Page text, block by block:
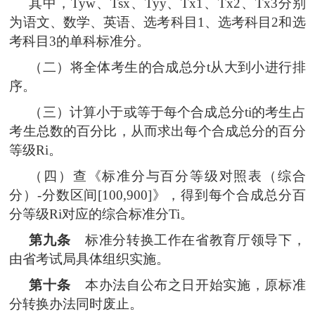
为语文、数学、英语、选考科目1、选考科目2和选
考科目3的单科标准分。
（二）将全体考生的合成总分t从大到小进行排
序。
（三）计算小于或等于每个合成总分ti的考生占
考生总数的百分比，从而求出每个合成总分的百分
等级Ri。
（四）查《标准分与百分等级对照表（综合
分）-分数区间[100,900]》，得到每个合成总分百
分等级Ri对应的综合标准分Ti。
第九条 标准分转换工作在省教育厅领导下，
由省考试局具体组织实施。
第十条 本办法自公布之日开始实施，原标准
分转换办法同时废止。